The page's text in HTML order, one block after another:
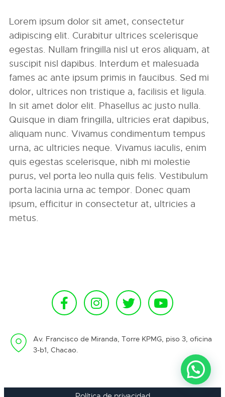
Lorem ipsum dolor sit amet, consectetur
adipiscing elit. Curabitur ultrices scelerisque
egestas. Nullam fringilla nisl ut eros aliquam, at
suscipit nisl dapibus. Interdum et malesuada
fames ac ante ipsum primis in faucibus. Sed mi
dolor, ultrices non tristique a, facilisis et ligula.
In sit amet dolor elit. Phasellus ac justo nulla.
Quisque in diam fringilla, ultricies erat dapibus,
aliquam nunc. Vivamus condimentum tempus
urna, ac ultricies neque. Vivamus iaculis, enim
quis egestas scelerisque, nibh mi molestie
purus, vel porta leo nulla quis felis. Vestibulum
porta lacinia urna ac tempor. Donec quam
ipsum, efficitur in consectetur at, ultricies a
metus.
Av. Francisco de Miranda, Torre KPMG, piso 3, oficina
3-b1, Chacao.